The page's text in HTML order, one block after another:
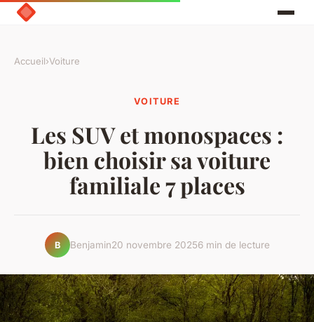
Accueil›Voiture
VOITURE
Les SUV et monospaces :
bien choisir sa voiture
familiale 7 places
B Benjamin20 novembre 20256 min de lecture